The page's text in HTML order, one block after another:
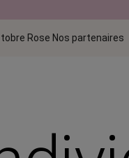
Rose Nos partenaires